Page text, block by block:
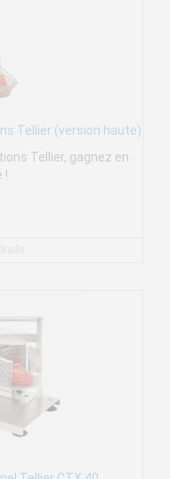
Tellier (version haute)
Tellier, gagnez en
!